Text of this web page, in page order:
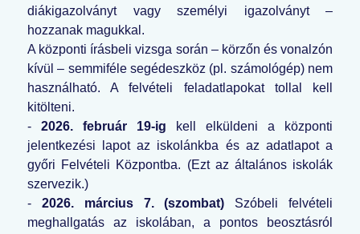
diákigazolványt vagy személyi igazolványt –
hozzanak magukkal.
A központi írásbeli vizsga során – körzőn és vonalzón
kívül – semmiféle segédeszköz (pl. számológép) nem
használható. A felvételi feladatlapokat tollal kell
kitölteni.
- 2026. február 19-ig kell elküldeni a központi
jelentkezési lapot az iskolánkba és az adatlapot a
győri Felvételi Központba. (Ezt az általános iskolák
szervezik.)
- 2026. március 7. (szombat) Szóbeli felvételi
meghallgatás az iskolában, a pontos beosztásról